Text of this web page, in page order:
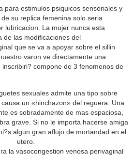
para estimulos psiquicos sensoriales y
su replica femenina solo seri­a
lubricacion. La mujer nunca esta
de las modificaciones del
que se va a apoyar sobre el silli­n
varon ve directamente una
compone de 3 fenomenos de
sexuales admite una tipo sobre
un «hinchazon» del reguera. Una
es sobradamente de mas espaciosa,
grave. Si no le importa hacerse amiga
algun gran aflujo de mortandad en el
utero.
la vasocongestion venosa perivaginal